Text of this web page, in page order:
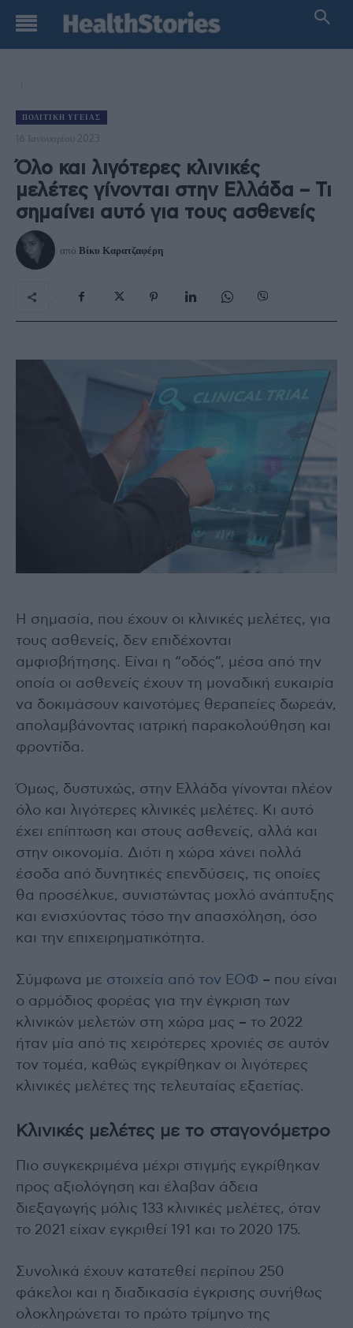
ΠΟΛΙΤΙΚΉ ΥΓΕΊΑΣ
16 Ιανουαρίου 2023
Όλο και λιγότερες κλινικές
μελέτες γίνονται στην Ελλάδα – Τι
σημαίνει αυτό για τους ασθενείς
από Βίκυ Καρατζαφέρη
Η σημασία, που έχουν οι κλινικές μελέτες, για
τους ασθενείς, δεν επιδέχονται
αμφισβήτησης. Είναι η “οδός”, μέσα από την
οποία οι ασθενείς έχουν τη μοναδική ευκαιρία
να δοκιμάσουν καινοτόμες θεραπείες δωρεάν,
απολαμβάνοντας ιατρική παρακολούθηση και
φροντίδα.
Όμως, δυστυχώς, στην Ελλάδα γίνονται πλέον
όλο και λιγότερες κλινικές μελέτες. Κι αυτό
έχει επίπτωση και στους ασθενείς, αλλά και
στην οικονομία. Διότι η χώρα χάνει πολλά
έσοδα από δυνητικές επενδύσεις, τις οποίες
θα προσέλκυε, συνιστώντας μοχλό ανάπτυξης
και ενισχύοντας τόσο την απασχόληση, όσο
και την επιχειρηματικότητα.
Σύμφωνα με στοιχεία από τον ΕΟΦ – που είναι
ο αρμόδιος φορέας για την έγκριση των
κλινικών μελετών στη χώρα μας – το 2022
ήταν μία από τις χειρότερες χρονιές σε αυτόν
τον τομέα, καθώς εγκρίθηκαν οι λιγότερες
κλινικές μελέτες της τελευταίας εξαετίας.
Κλινικές μελέτες με το σταγονόμετρο
Πιο συγκεκριμένα μέχρι στιγμής εγκρίθηκαν
προς αξιολόγηση και έλαβαν άδεια
διεξαγωγής μόλις 133 κλινικές μελέτες, όταν
το 2021 είχαν εγκριθεί 191 και το 2020 175.
Συνολικά έχουν κατατεθεί περίπου 250
φάκελοι και η διαδικασία έγκρισης συνήθως
ολοκληρώνεται το πρώτο τρίμηνο της